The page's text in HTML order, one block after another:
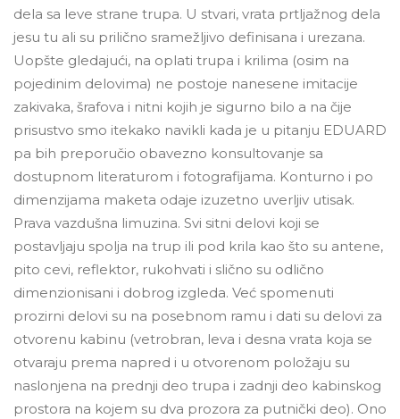
dela sa leve strane trupa. U stvari, vrata prtljažnog dela
jesu tu ali su prilično sramežljivo definisana i urezana.
Uopšte gledajući, na oplati trupa i krilima (osim na
pojedinim delovima) ne postoje nanesene imitacije
zakivaka, šrafova i nitni kojih je sigurno bilo a na čije
prisustvo smo itekako navikli kada je u pitanju EDUARD
pa bih preporučio obavezno konsultovanje sa
dostupnom literaturom i fotografijama. Konturno i po
dimenzijama maketa odaje izuzetno uverljiv utisak.
Prava vazdušna limuzina. Svi sitni delovi koji se
postavljaju spolja na trup ili pod krila kao što su antene,
pito cevi, reflektor, rukohvati i slično su odlično
dimenzionisani i dobrog izgleda. Već spomenuti
prozirni delovi su na posebnom ramu i dati su delovi za
otvorenu kabinu (vetrobran, leva i desna vrata koja se
otvaraju prema napred i u otvorenom položaju su
naslonjena na prednji deo trupa i zadnji deo kabinskog
prostora na kojem su dva prozora za putnički deo). Ono